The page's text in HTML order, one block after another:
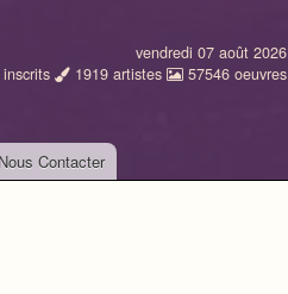
vendredi 07 août 2026
inscrits 1919 artistes 57546 oeuvres
Nous Contacter